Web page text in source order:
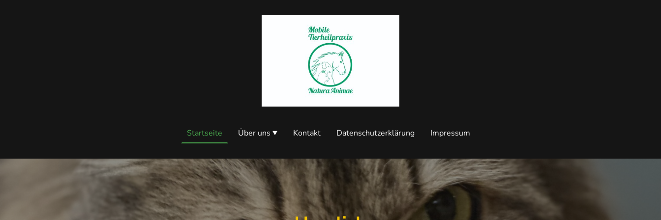
Startseite Über uns Kontakt Datenschutzerklärung Impressum